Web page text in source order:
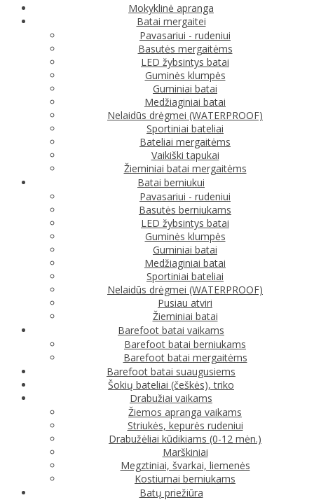
Mokyklinė apranga
Batai mergaitei
Pavasariui - rudeniui
Basutės mergaitėms
LED žybsintys batai
Guminės klumpės
Guminiai batai
Medžiaginiai batai
Nelaidūs drėgmei (WATERPROOF)
Sportiniai bateliai
Bateliai mergaitėms
Vaikiški tapukai
Žieminiai batai mergaitėms
Batai berniukui
Pavasariui - rudeniui
Basutės berniukams
LED žybsintys batai
Guminės klumpės
Guminiai batai
Medžiaginiai batai
Sportiniai bateliai
Nelaidūs drėgmei (WATERPROOF)
Pusiau atviri
Žieminiai batai
Barefoot batai vaikams
Barefoot batai berniukams
Barefoot batai mergaitėms
Barefoot batai suaugusiems
Šokių bateliai (češkės), triko
Drabužiai vaikams
Žiemos apranga vaikams
Striukės, kepurės rudeniui
Drabužėliai kūdikiams (0-12 mėn.)
Marškiniai
Megztiniai, švarkai, liemenės
Kostiumai berniukams
Batų priežiūra